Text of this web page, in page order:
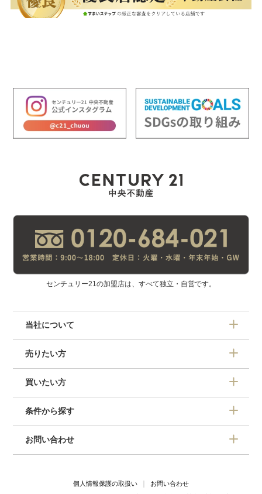
センチュリー21の加盟店は、すべて独立・自営です。
当社について
売りたい方
買いたい方
条件から探す
お問い合わせ
個人情報保護の取扱い
お問い合わせ